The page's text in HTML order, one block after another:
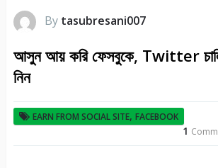
By tasubresani007
আসুন আয় করি ফেসবুকে, Twitter
নিন
EARN FROM SOCIAL SITE, FACEBOOK
1